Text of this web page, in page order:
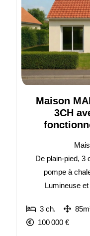
Maison
3CH
De plain-pied, 3
pompe à
Lumineuse
3 ch.
100 000 €